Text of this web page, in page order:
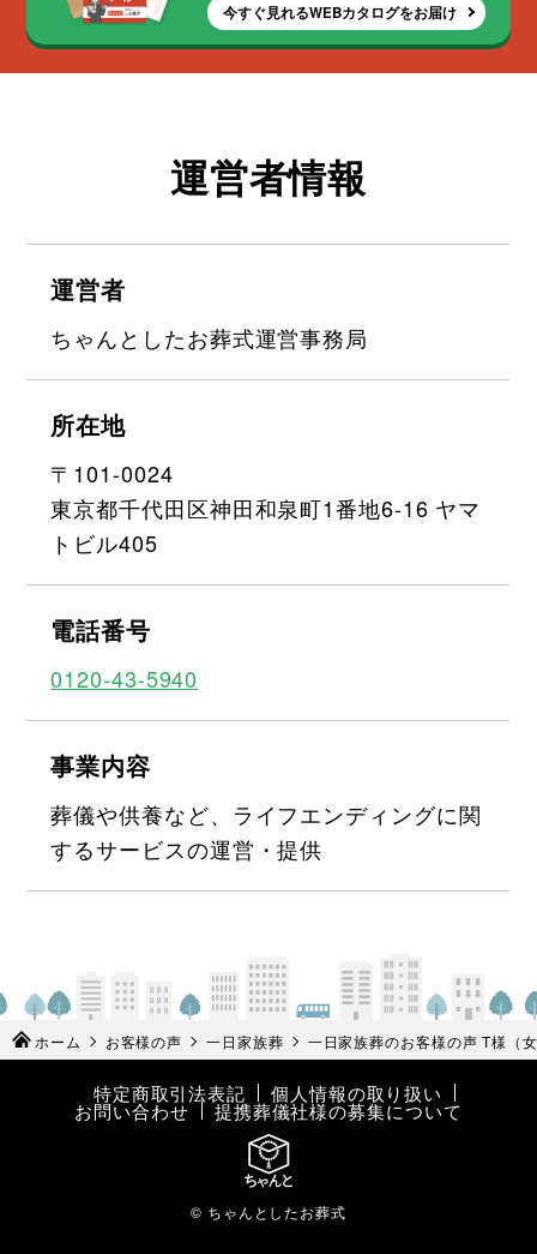
今すぐ見れるWEBカタログをお届け
運営者情報
運営者
ちゃんとしたお葬式運営事務局
所在地
〒101-0024
東京都千代田区神田和泉町1番地6-16 ヤマ
トビル405
電話番号
0120-43-5940
事業内容
葬儀や供養など、ライフエンディングに関
するサービスの運営・提供
ホーム お客様の声 一日家族葬 一日家族葬のお客様の声 T様（
特定商取引法表記 個人情報の取り扱い
お問い合わせ 提携葬儀社様の募集について
© ちゃんとしたお葬式